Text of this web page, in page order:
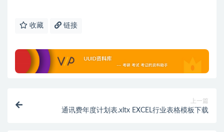
收藏 链接
上一篇
通讯费年度计划表.xltx EXCEL行业表格模板下载